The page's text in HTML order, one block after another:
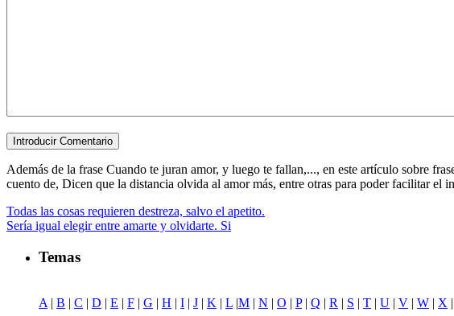
Además de la frase Cuando te juran amor, y luego te fallan,..., en este artículo sobre
cuento de, Dicen que la distancia olvida al amor más, entre otras para poder facilitar el
Todas las cosas requieren destreza, salvo el apetito.
Sería igual elegir entre amarte y olvidarte. Si
Temas
A | B | C | D | E | F | G | H | I | J | K | L |M | N | O | P| Q | R | S | T | U | V | W | X |